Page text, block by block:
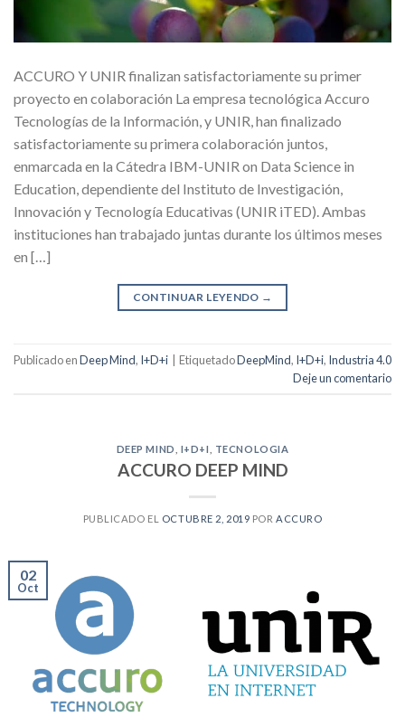
ACCURO Y UNIR finalizan satisfactoriamente su primer
proyecto en colaboración La empresa tecnológica Accuro
Tecnologías de la Información, y UNIR, han finalizado
satisfactoriamente su primera colaboración juntos,
enmarcada en la Cátedra IBM-UNIR on Data Science in
Education, dependiente del Instituto de Investigación,
Innovación y Tecnología Educativas (UNIR iTED). Ambas
instituciones han trabajado juntas durante los últimos meses
en […]
CONTINUAR LEYENDO →
Publicado enDeep Mind, I+D+i EtiquetadoDeepMind, I+D+i, Industria 4.0
Deje un comentario
DEEP MIND I+D+I TECNOLOGIA
ACCURO DEEP MIND
PUBLICADO EL OCTUBRE 2, 2019 PORACCURO
02
Oct